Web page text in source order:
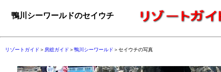
鴨川シーワールドのセイウチ
リゾートガイド ＞ 房総ガイド ＞鴨川シーワールド ＞セイウチの写真